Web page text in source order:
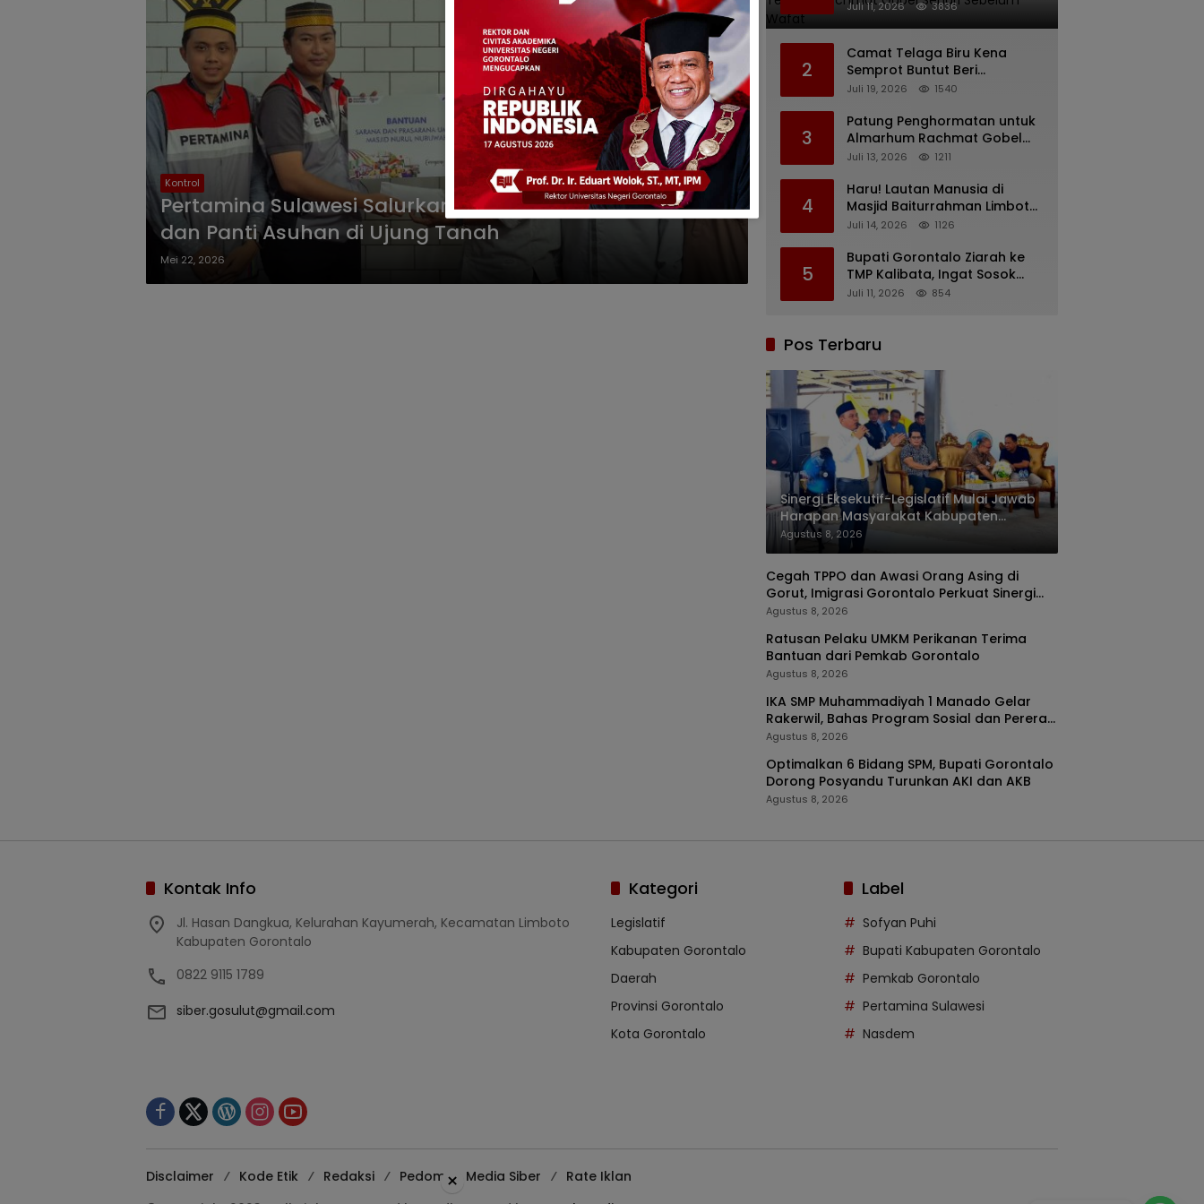
Kontrol
Pertamina Sulawesi Salurkan Santunan Kepada Masjid
dan Panti Asuhan di Ujung Tanah
Mei 22, 2026
Rachmat Gobel Sehari
Juli 11, 2026 3836
2
Camat Telaga Biru Kena
Semprot Buntut Beri
Pernyataan Soal Gaji CS
Nunggak
Juli 19, 2026 1540
3
Patung Penghormatan untuk
Almarhum Rachmat Gobel
Digagas, Ini Tiga Lokasi yang
Juli 13, 2026 1211
4
Haru! Lautan Manusia di
Masjid Baiturrahman Limboto,
Kirim Doa untuk Almarhum
Juli 14, 2026 1126
5
Bupati Gorontalo Ziarah ke
TMP Kalibata, Ingat Sosok
Rachmat Gobel
Juli 11, 2026 854
Pos Terbaru
Sinergi Eksekutif-Legislatif Mulai Jawab
Harapan Masyarakat Kabupaten
Gorontalo
Agustus 8, 2026
Cegah TPPO dan Awasi Orang Asing di
Gorut, Imigrasi Gorontalo Perkuat Sinergi
TIMPORA
Agustus 8, 2026
Ratusan Pelaku UMKM Perikanan Terima
Bantuan dari Pemkab Gorontalo
Agustus 8, 2026
IKA SMP Muhammadiyah 1 Manado Gelar
Rakerwil, Bahas Program Sosial dan Pererat
Silaturahmi
Agustus 8, 2026
Optimalkan 6 Bidang SPM, Bupati Gorontalo
Dorong Posyandu Turunkan AKI dan AKB
Agustus 8, 2026
Kontak Info
Jl. Hasan Dangkua, Kelurahan Kayumerah, Kecamatan Limboto
Kabupaten Gorontalo
0822 9115 1789
siber.gosulut@gmail.com
Kategori
Legislatif
Kabupaten Gorontalo
Daerah
Provinsi Gorontalo
Kota Gorontalo
Label
Sofyan Puhi
Bupati Kabupaten Gorontalo
Pemkab Gorontalo
Pertamina Sulawesi
Nasdem
Disclaimer Kode Etik Redaksi Pedoman Media Siber
Rate Iklan
×